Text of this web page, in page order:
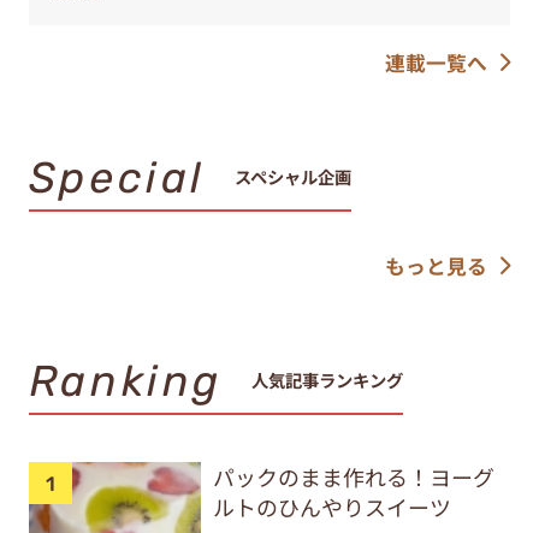
連載一覧へ
Special スペシャル企画
もっと見る
Ranking 人気記事ランキング
パックのまま作れる！ヨーグ
ルトのひんやりスイーツ